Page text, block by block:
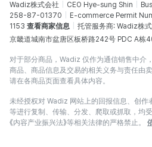
Wadiz株式会社 CEO Hye-sung Shin
258-87-01370
E-commerce Permit
1153 查看商家信息 托管服务商: Wadiz株
京畿道城南市盆唐区板桥路242号 PDC A栋
对于部分商品，Wadiz 仅作为通信销售中介
商品、商品信息及交易的相关义务与责任由卖
请在各商品页面查看具体内容。
未经授权对 Wadiz 网站上的回报信息、创作
等进行复制、传输、分发、爬取或抓取，均受
《内容产业振兴法》等相关法律的严格禁止。